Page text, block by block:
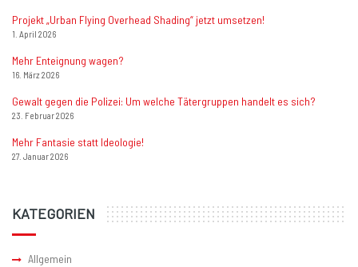
Projekt „Urban Flying Overhead Shading“ jetzt umsetzen!
1. April 2026
Mehr Enteignung wagen?
16. März 2026
Gewalt gegen die Polizei: Um welche Tätergruppen handelt es sich?
23. Februar 2026
Mehr Fantasie statt Ideologie!
27. Januar 2026
KATEGORIEN
Allgemein